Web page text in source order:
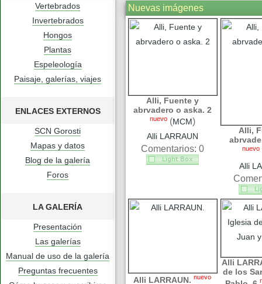
Vertebrados
Invertebrados
Hongos
Plantas
Espeleología
Paisaje, galerías, viajes
ENLACES EXTERNOS
SCN Gorosti
Mapas y datos
Blog de la galería
Foros
LA GALERÍA
Presentación
Las galerías
Manual de uso de la galería
Preguntas frecuentes
Nuevas imágenes
Alli, Fuente y
abrvadero o aska. 2
nuevo(MCM)
Alli LARRAUN
Comentarios: 0
Alli,
nuevo
Alli
Alli LARRAUN. nuevo
Alli
de los